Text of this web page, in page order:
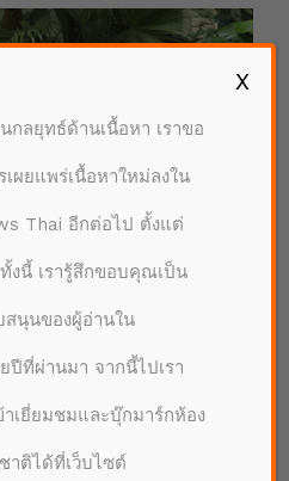
สินค้าแฟชั่นที่หลากหลายมากขึ้นอย่าง
วามสนใจจากกลุ่มซิลเวอร์เอจเหล่านี้ยัง
พันล้านคนที่ใช้งาน
กลยุทธ์ด้านเนื้อหา เราขอ
เผยแพร่เนื้อหาใหม่ลงใน
Thai อีกต่อไป ตั้งแต่
งนี้ เรารู้สึกขอบคุณเป็น
สนุนของผู้อ่านใน
ปีที่ผ่านมา จากนี้ไปเรา
เยี่ยมชมและบุ๊กมาร์กห้อง
าติได้ที่เว็บไซต์
X